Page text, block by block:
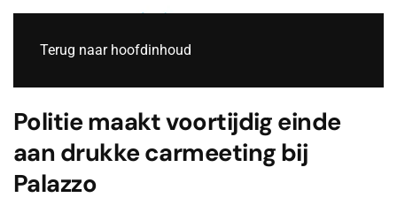
Terug naar hoofdinhoud
Politie maakt voortijdig einde
aan drukke carmeeting bij
Palazzo